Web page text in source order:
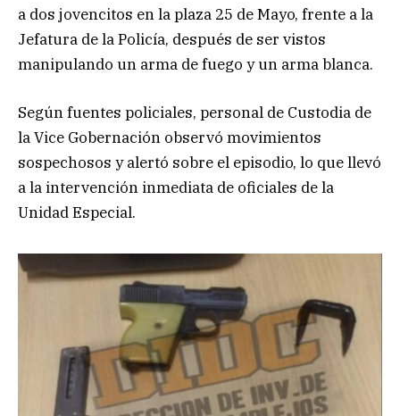
a dos jovencitos en la plaza 25 de Mayo, frente a la
Jefatura de la Policía, después de ser vistos
manipulando un arma de fuego y un arma blanca.
Según fuentes policiales, personal de Custodia de
la Vice Gobernación observó movimientos
sospechosos y alertó sobre el episodio, lo que llevó
a la intervención inmediata de oficiales de la
Unidad Especial.